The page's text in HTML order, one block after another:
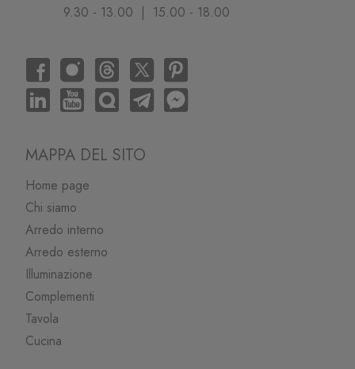
9.30 - 13.00 | 15.00 - 18.00
MAPPA DEL SITO
Home page
Chi siamo
Arredo interno
Arredo esterno
Illuminazione
Complementi
Tavola
Cucina